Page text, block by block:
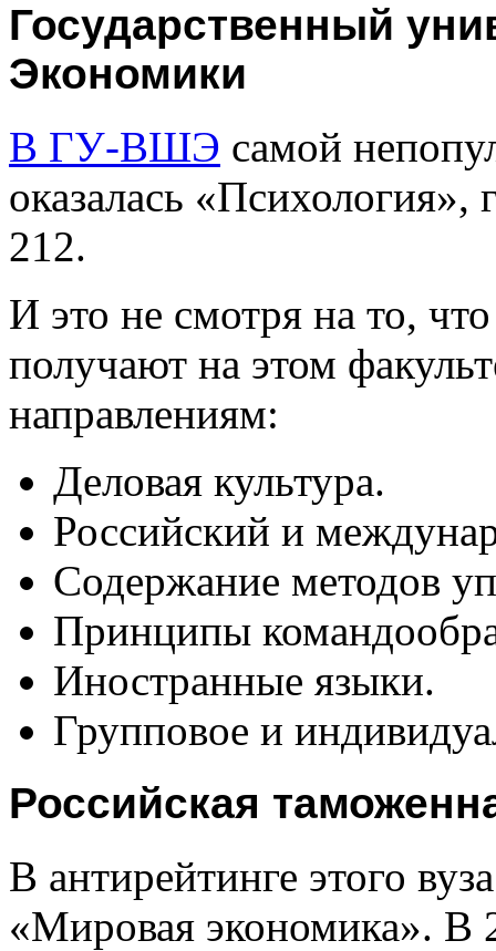
Государственный
Экономики
В ГУ-ВШЭ самой
оказалась «Психология»,
212.
И это не смотря на то,
получают на этом
направлениям:
Деловая культура.
Российский и
Содержание методов
Принципы
Иностранные языки.
Групповое и
Российская
В антирейтинге этого
«Мировая экономика». В